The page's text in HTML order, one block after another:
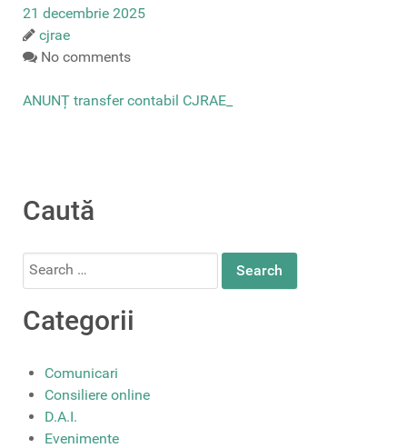
21 decembrie 2025
cjrae
No comments
ANUNȚ transfer contabil CJRAE_
Caută
Search
Categorii
Comunicari
Consiliere online
D.A.I.
Evenimente